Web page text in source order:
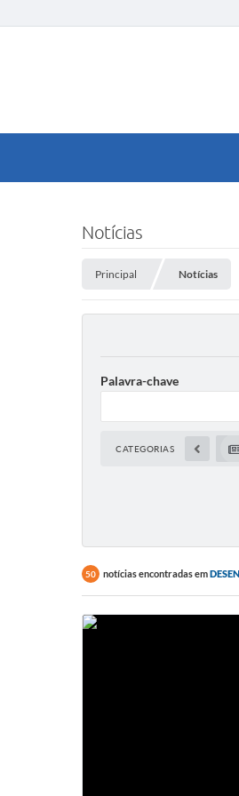
Notícias
Principal Notícias
Palavra-chave
CATEGORIAS
50 notícias encontradas em